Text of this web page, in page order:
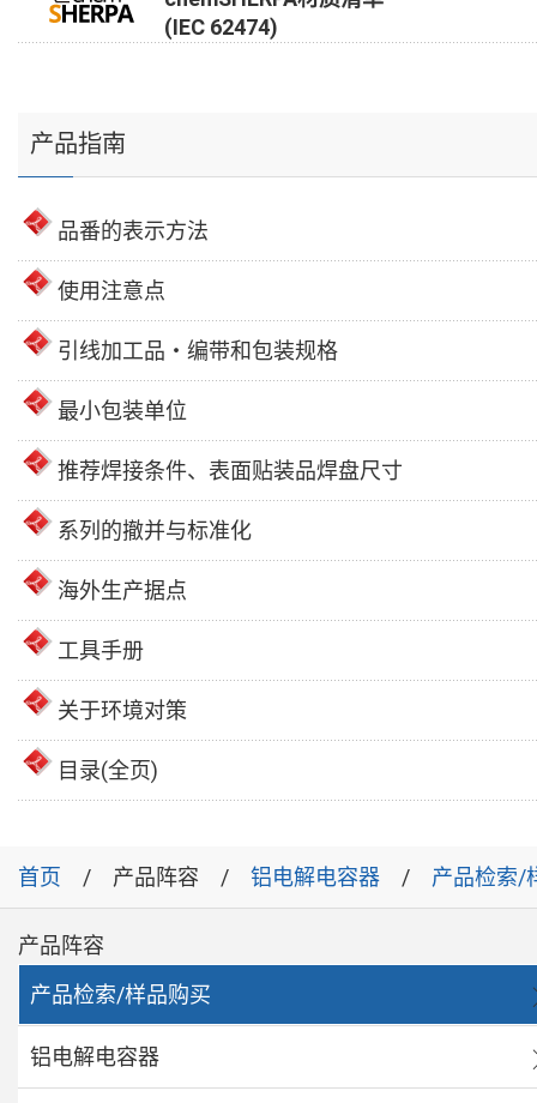
(IEC 62474)
产品指南
品番的表示方法
使用注意点
引线加工品・编带和包装规格
最小包装单位
推荐焊接条件、表面贴装品焊盘尺寸
系列的撤并与标准化
海外生产据点
工具手册
关于环境对策
目录(全页)
首页 产品阵容 铝电解电容器 产品检索/
产品阵容
产品检索/样品购买
铝电解电容器